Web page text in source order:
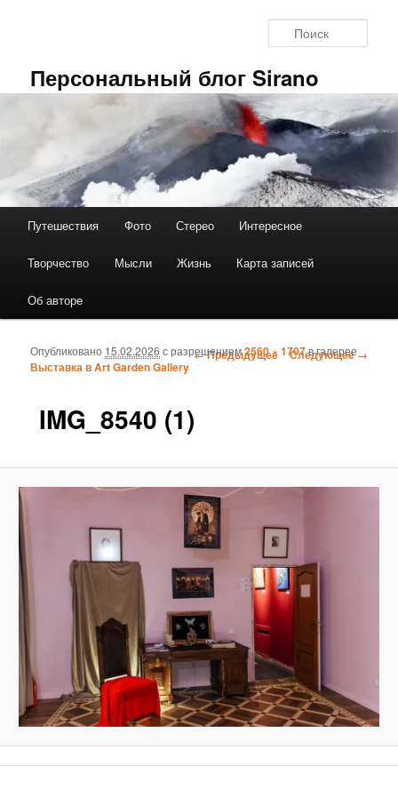
Персональный блог Sirano
Главное меню
Путешествия Фото Стерео Интересное
Творчество Мысли Жизнь Карта записей
Об авторе
Навигация по
← Предыдущее Следующее →
IMG_8540 (1)
Опубликовано 15.02.2026 с разрешением2560 × 1707в галерее
Выставка в Art Garden Gallery